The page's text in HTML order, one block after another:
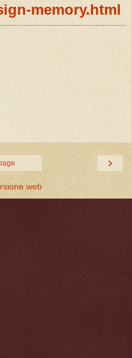
memory.html
›
web